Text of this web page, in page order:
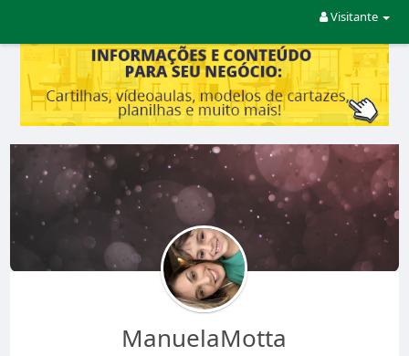
Visitante
ManuelaMotta